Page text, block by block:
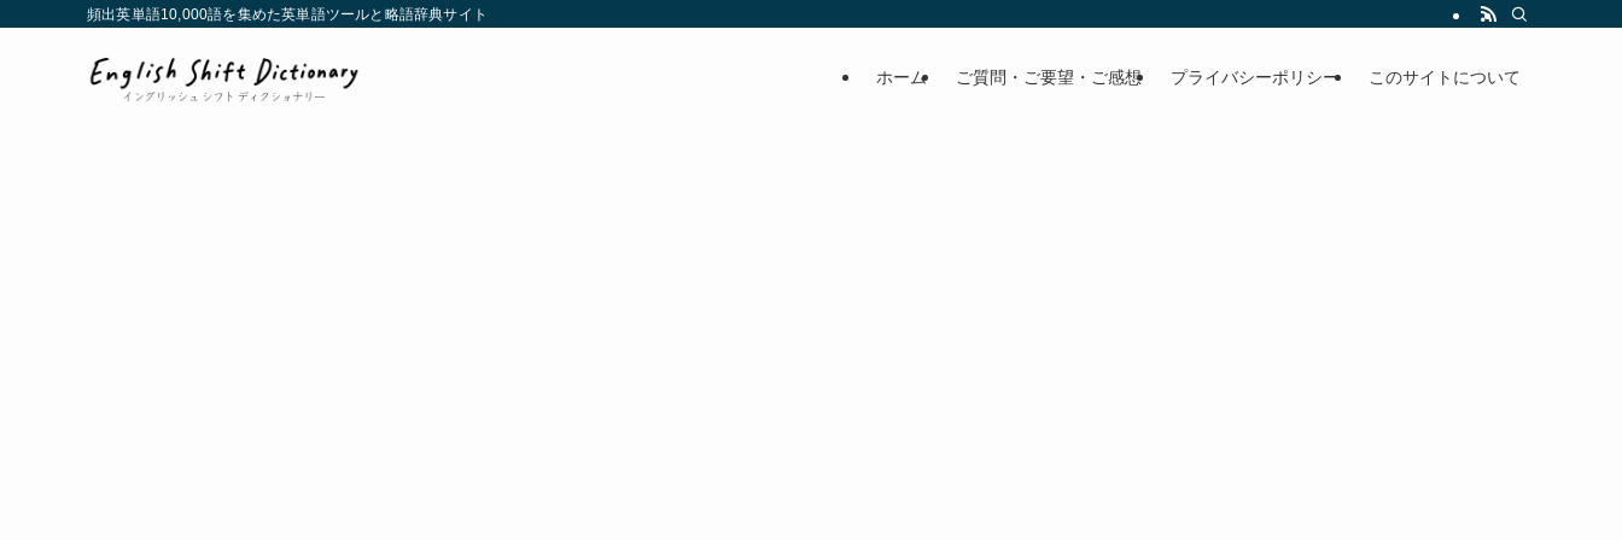
頻出英単語10,000語を集めた英単語ツールと略語辞典サイト
ホーム ご質問・ご要望・ご感想 プライバシーポリシー このサイトについて